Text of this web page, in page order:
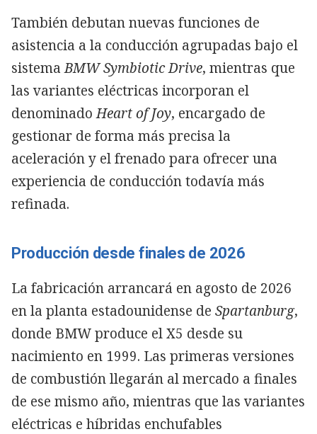
También debutan nuevas funciones de
asistencia a la conducción agrupadas bajo el
sistemaBMW Symbiotic Drive, mientras que
las variantes eléctricas incorporan el
denominadoHeart of Joy, encargado de
gestionar de forma más precisa la
aceleración y el frenado para ofrecer una
experiencia de conducción todavía más
refinada.
Producción desde finales de 2026
La fabricación arrancará en agosto de 2026
en la planta estadounidense de Spartanburg,
donde BMW produce el X5 desde su
nacimiento en 1999. Las primeras versiones
de combustión llegarán al mercado a finales
de ese mismo año, mientras que las variantes
eléctricas e híbridas enchufables